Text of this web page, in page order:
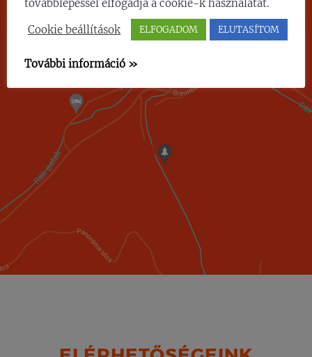
továbblépéssel elfogadja a cookie-k használatát.
Cookie beállítások ELFOGADOM ELUTASÍTOM
További információ »